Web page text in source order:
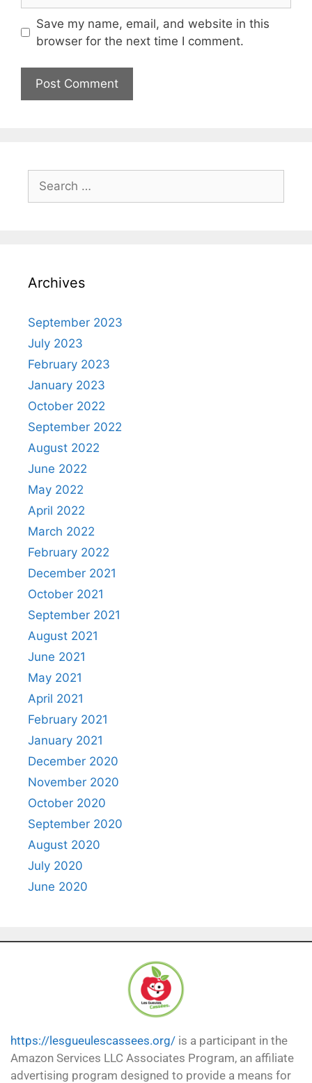
Save my name, email, and website in this
browser for the next time I comment.
Archives
September 2023
July 2023
February 2023
January 2023
October 2022
September 2022
August 2022
June 2022
May 2022
April 2022
March 2022
February 2022
December 2021
October 2021
September 2021
August 2021
June 2021
May 2021
April 2021
February 2021
January 2021
December 2020
November 2020
October 2020
September 2020
August 2020
July 2020
June 2020
https://lesgueulescassees.org/ is a participant in the
Amazon Services LLC Associates Program, an affiliate
advertising program designed to provide a means for